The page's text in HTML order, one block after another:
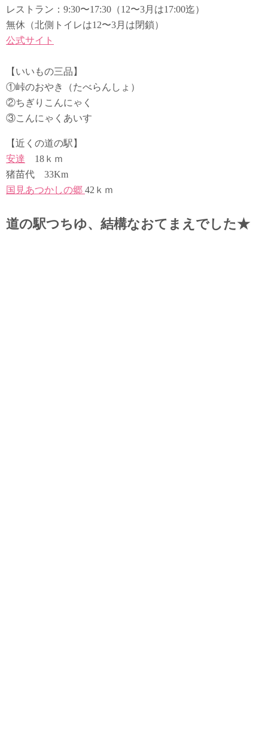
レストラン：9:30〜17:30（12〜3月は17:00迄）
無休（北側トイレは12〜3月は閉鎖）
公式サイト
【いいもの三品】
①峠のおやき（たべらんしょ）
②ちぎりこんにゃく
③こんにゃくあいす
【近くの道の駅】
安達 18ｋｍ
猪苗代 33Km
国見あつかしの郷 42ｋｍ
道の駅つちゆ、結構なおてまえでした★